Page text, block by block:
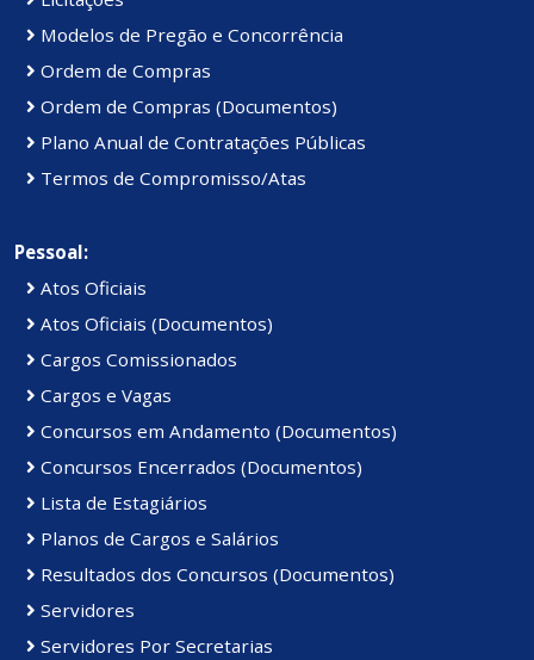
Modelos de Pregão e Concorrência
Ordem de Compras
Ordem de Compras (Documentos)
Plano Anual de Contratações Públicas
Termos de Compromisso/Atas
Pessoal:
Atos Oficiais
Atos Oficiais (Documentos)
Cargos Comissionados
Cargos e Vagas
Concursos em Andamento (Documentos)
Concursos Encerrados (Documentos)
Lista de Estagiários
Planos de Cargos e Salários
Resultados dos Concursos (Documentos)
Servidores
Servidores Por Secretarias